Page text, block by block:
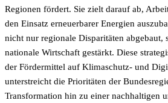
Regionen fördert. Sie zielt darauf ab,
den Einsatz erneuerbarer Energien
nicht nur regionale Disparitäten abgebaut,
nationale Wirtschaft gestärkt. Diese
der Fördermittel auf Klimaschutz- und
unterstreicht die Prioritäten der
Transformation hin zu einer nachhaltigen